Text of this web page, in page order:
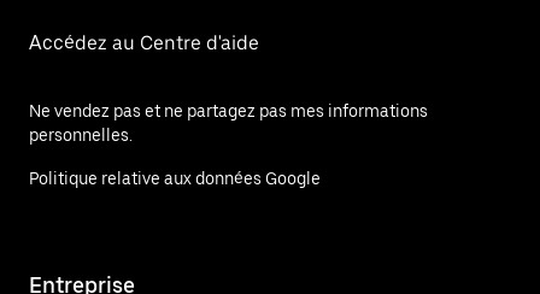
Accédez au Centre d'aide
Ne vendez pas et ne partagez pas mes informations
personnelles.
Politique relative aux données Google
Entreprise